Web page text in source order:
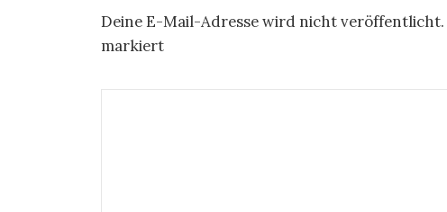
Deine E-Mail-Adresse wird nicht veröffentlicht.
markiert